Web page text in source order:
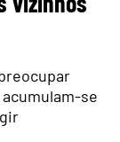
se